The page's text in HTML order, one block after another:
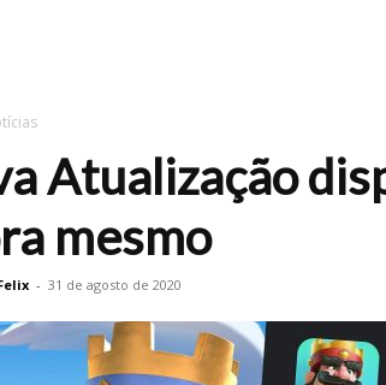
Atualização
mesmo
- 31 de agosto de 2020